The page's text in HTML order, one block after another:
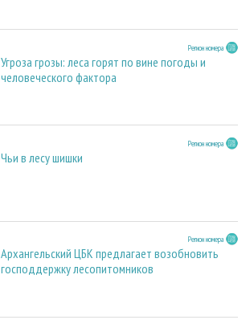
Регион номера
Угроза грозы: леса горят по вине погоды и
человеческого фактора
Регион номера
Чьи в лесу шишки
Регион номера
Архангельский ЦБК предлагает возобновить
господдержку лесопитомников